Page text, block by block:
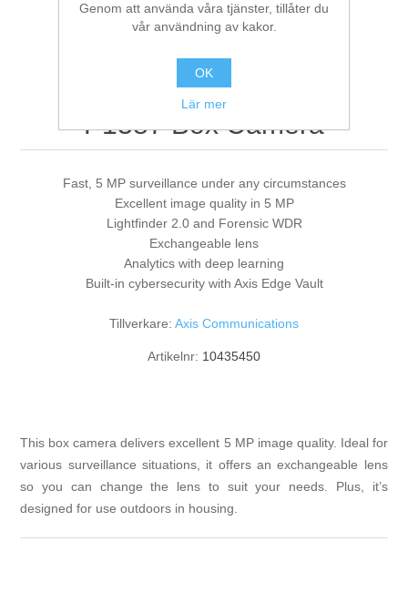
P1387 Box Camera
Fast, 5 MP surveillance under any circumstances
Excellent image quality in 5 MP
Lightfinder 2.0 and Forensic WDR
Exchangeable lens
Analytics with deep learning
Built-in cybersecurity with Axis Edge Vault
Tillverkare: Axis Communications
Artikelnr: 10435450
This box camera delivers excellent 5 MP image quality. Ideal for
various surveillance situations, it offers an exchangeable lens
so you can change the lens to suit your needs. Plus, it’s
designed for use outdoors in housing.
Genom att använda våra tjänster, tillåter du
vår användning av kakor.
OK
Lär mer